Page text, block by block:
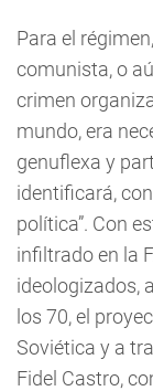
Para el
comunista, o
crimen
mundo, era
genuflexa y
identificará,
política”. Con
infiltrado en la
ideologizados,
los 70, el
Soviética y a
Fidel Castro,